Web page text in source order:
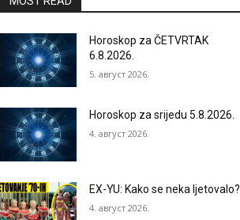
Horoskop za ČETVRTAK
6.8.2026.
5. август 2026.
Horoskop za srijedu 5.8.2026.
4. август 2026.
EX-YU: Kako se neka ljetovalo?
4. август 2026.